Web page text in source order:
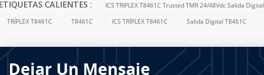
ETIQUETAS CALIENTES : ICS TRIPLEX T8461C Trusted TMR 24/48Vdc Salida Digital
TRÍPLEX T8461C
T8461C ICS TRÍPLEX T8461C Salida Digital T8461C
Dejar Un Mensaje